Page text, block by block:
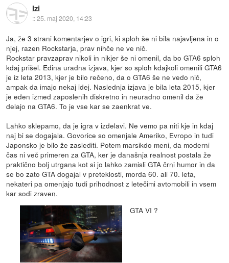
Izi
::25. maj 2020, 14:23
Ja, že 3 strani komentarjev o igri, ki sploh še ni bila najavljena in o
njej, razen Rockstarja, prav nihče ne ve nič.
Rockstar pravzaprav nikoli in nikjer še ni omenil, da bo GTA6 sploh
kdaj prišel. Edina uradna izjava, kjer so sploh kdajkoli omenili GTA6
je iz leta 2013, kjer je bilo rečeno, da o GTA6 še ne vedo nič,
ampak da imajo nekaj idej. Naslednja izjava je bila leta 2015, kjer
je eden izmed zaposlenih diskretno in neuradno omenil da že
delajo na GTA6. To je vse kar se zaenkrat ve.
Lahko sklepamo, da je igra v izdelavi. Ne vemo pa niti kje in kdaj
naj bi se dogajala. Govorice so omenjale Ameriko, Evropo in tudi
Japonsko je bilo že zaslediti. Potem marsikdo meni, da moderni
čas ni več primeren za GTA, ker je današnja realnost postala že
praktično bolj utrgana kot si jo lahko zamisli GTA črni humor in da
se bo zato GTA dogajal v preteklosti, morda 60. ali 70. leta,
nekateri pa omenjajo tudi prihodnost z letečimi avtomobili in vsem
kar sodi zraven.
GTA VI ?